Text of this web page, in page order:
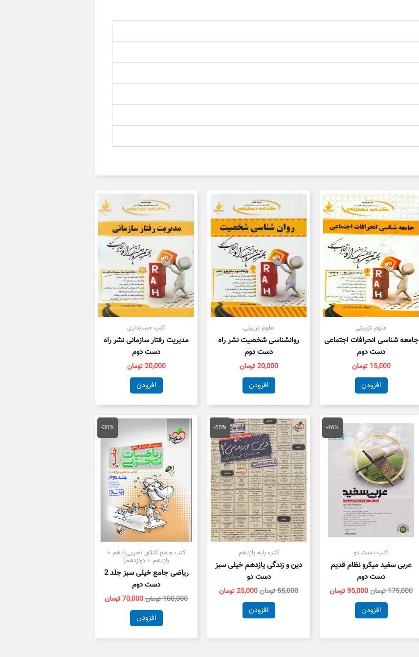
علوم تزبیتی
جامعه شناسی انحرافات اجتماعی
دست دوم
15,000 تومان
افزودن
علوم تزبیتی
روانشناسی شخصیت نشر راه
دست دوم
20,000 تومان
افزودن
کتب حسابداری
مدیریت رفتار سازمانی نشر راه
دست دوم
20,000 تومان
افزودن
-46%
کتب دست دو
عربی سفید میکرو نظام قدیم
دست دوم
175,000تومان
اصلی
175,000 تومان
بود.
95,000تومان
قیمت
فعلی
95,000 تومان
افزودن
-55%
کتب پایه یازدهم
دین و زندگی یازدهم خیلی سبز
دست دو
55,000تومان
قیمت
اصلی
55,000 تومان
بود.
25,000تومان
قیمت
فعلی
25,000 تومان
است.
افزودن
-30%
کتب جامع کنکور تجربی(دهم +
یازدهم + دوازدهم)
ریاضی جامع خیلی سبز جلد 2
دست دوم
100,000تومان
قیمت
100,000 تومان
بود.
70,000تومان
قیمت
فعلی
افزودن